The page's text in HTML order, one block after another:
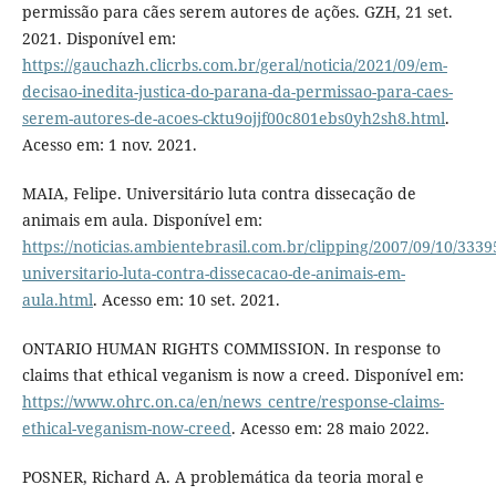
permissão para cães serem autores de ações. GZH, 21 set.
2021. Disponível em:
https://gauchazh.clicrbs.com.br/geral/noticia/2021/09/em-
decisao-inedita-justica-do-parana-da-permissao-para-caes-
serem-autores-de-acoes-cktu9ojjf00c801ebs0yh2sh8.html.
Acesso em: 1 nov. 2021.
MAIA, Felipe. Universitário luta contra dissecação de
animais em aula. Disponível em:
https://noticias.ambientebrasil.com.br/clipping/2007/09/10/
universitario-luta-contra-dissecacao-de-animais-em-
aula.html. Acesso em: 10 set. 2021.
ONTARIO HUMAN RIGHTS COMMISSION. In response to
claims that ethical veganism is now a creed. Disponível em:
https://www.ohrc.on.ca/en/news_centre/response-claims-
ethical-veganism-now-creed. Acesso em: 28 maio 2022.
POSNER, Richard A. A problemática da teoria moral e